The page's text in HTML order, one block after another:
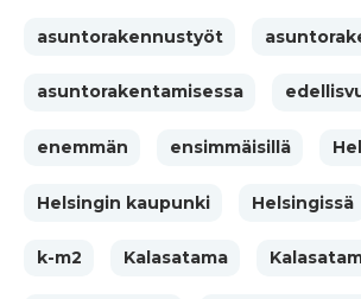
asuntorakennustyöt
asuntorakentamisessa
enemmän ensimmäisillä
Helsingin kaupunki Helsingissä
k-m2 Kalasatama